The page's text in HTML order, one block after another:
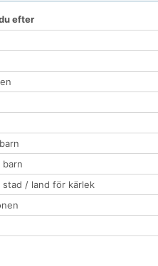
efter
barn
stad / land för kärlek